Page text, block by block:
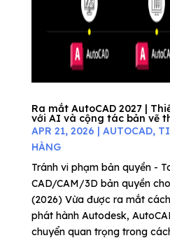
Ra mắt AutoCAD 2027 |
với AI và cộng tác bản vẽ
APR 21, 2026 | AUTOCAD,
HÀNG
Tránh vi phạm bản quyền -
CAD/CAM/3D bản quyền
(2026) Vừa được ra mắt
phát hành Autodesk,
chuyển quan trọng trong